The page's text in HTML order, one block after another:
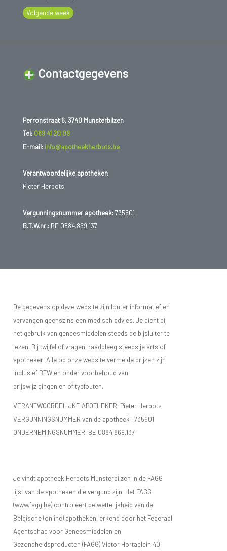
Volgende week
Contactgegevens
Perronstraat 6, 3740 Munsterbilzen
Tel: 089 41 20 09
E-mail: info@apotheekherbots.be
Verantwoordelijke apotheker:
Pieter Herbots
Vergunningsnummer apotheek:735601
B.T.W.nr.:BE 0884.869.137
De gegevens op deze website zijn louter informatief en
vervangen geenszins een medisch advies. Je dient bij
het gebruik van geneesmiddelen steeds de bijsluiter te
lezen. Bij twijfel of vragen, raadpleeg steeds je arts of
apotheker. Alle op onze website vermelde prijzen zijn
inclusief BTW en onder voorbehoud van
prijswijzigingen en of typfouten.
VERANTWOORDELIJKE APOTHEKER: Pieter Herbots
VERGUNNINGSNUMMER van de apotheek : 735601
ONDERNEMINGSNUMMER: BE 0884.869.137
Je vindt apotheek Herbots Munsterbilzen in de FAGG
lijst van de apotheken die vergund zijn. Het FAGG
(www.fagg.be) controleert de wettelijkheid van de
Belgische (online) apotheken. erkend door het Federaal
Agentschap voor Geneesmiddelen en
Gezondheidsproducten (FAGG) Victor Hortaplein 40,